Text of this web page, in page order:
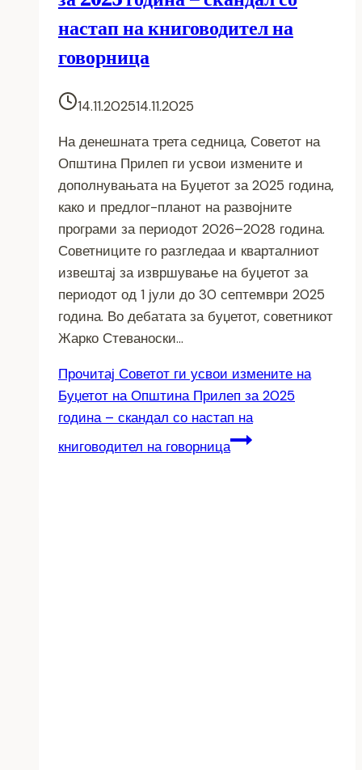
настап на книговодител на
говорница
14.11.202514.11.2025
На денешната трета седница, Советот на
Општина Прилеп ги усвои измените и
дополнувањата на Буџетот за 2025 година,
како и предлог-планот на развојните
програми за периодот 2026–2028 година.
Советниците го разгледаа и кварталниот
извештај за извршување на буџетот за
периодот од 1 јули до 30 септември 2025
година. Во дебатата за буџетот, советникот
Жарко Стеваноски…
Прочитај Советот ги усвои измените на
Буџетот на Општина Прилеп за 2025
година – скандал со настап на
книговодител на говорница